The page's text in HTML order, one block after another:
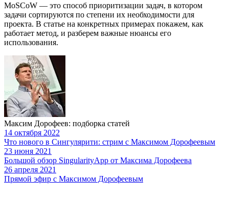
MoSCoW — это способ приоритизации задач, в котором
задачи сортируются по степени их необходимости для
проекта. В статье на конкретных примерах покажем, как
работает метод, и разберем важные нюансы его
использования.
Максим Дорофеев: подборка статей
14 октября 2022
Что нового в Сингулярити: стрим с Максимом Дорофеевым
23 июня 2021
Большой обзор SingularityApp от Максима Дорофеева
26 апреля 2021
Прямой эфир с Максимом Дорофеевым